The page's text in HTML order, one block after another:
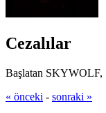
Cezalılar
Başlatan SKYWOLF,
« önceki - sonraki »